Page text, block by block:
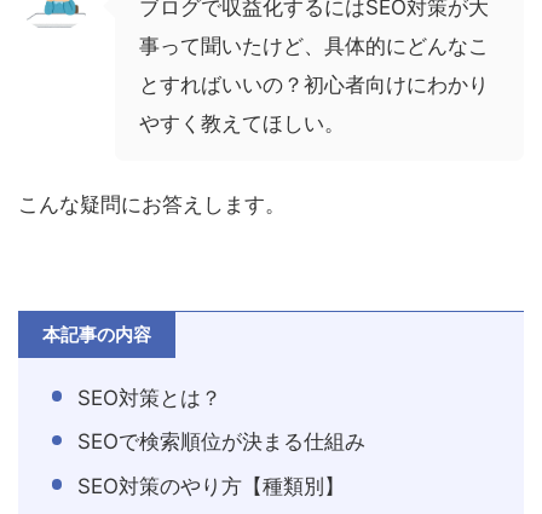
ブログで収益化するにはSEO対策が大
事って聞いたけど、具体的にどんなこ
とすればいいの？初心者向けにわかり
やすく教えてほしい。
こんな疑問にお答えします。
本記事の内容
SEO対策とは？
SEOで検索順位が決まる仕組み
SEO対策のやり方【種類別】